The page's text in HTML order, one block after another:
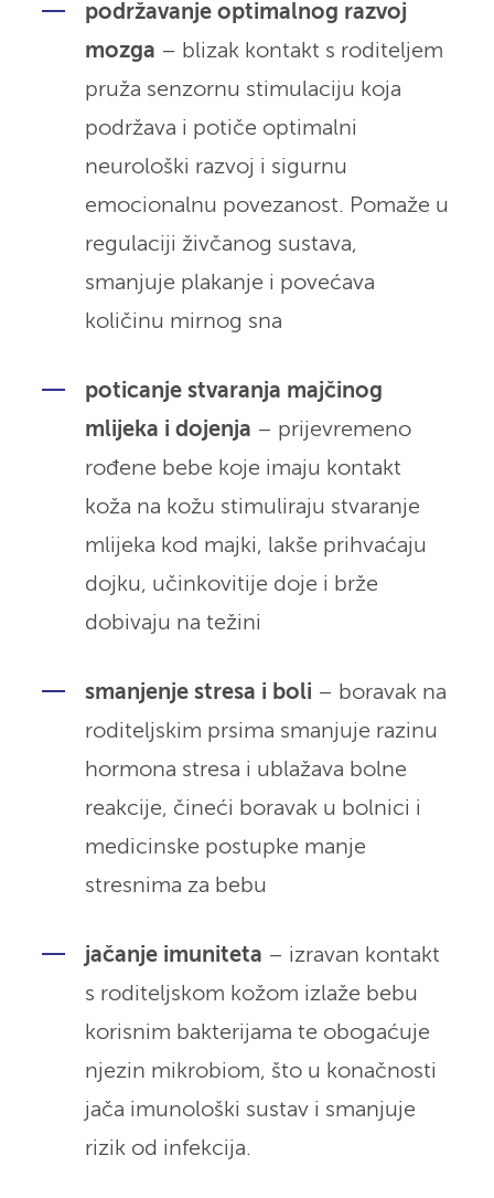
podržavanje optimalnog razvoj
mozga – blizak kontakt s roditeljem
pruža senzornu stimulaciju koja
podržava i potiče optimalni
neurološki razvoj i sigurnu
emocionalnu povezanost. Pomaže u
regulaciji živčanog sustava,
smanjuje plakanje i povećava
količinu mirnog sna
poticanje stvaranja majčinog
mlijeka i dojenja – prijevremeno
rođene bebe koje imaju kontakt
koža na kožu stimuliraju stvaranje
mlijeka kod majki, lakše prihvaćaju
dojku, učinkovitije doje i brže
dobivaju na težini
smanjenje stresa i boli – boravak na
roditeljskim prsima smanjuje razinu
hormona stresa i ublažava bolne
reakcije, čineći boravak u bolnici i
medicinske postupke manje
stresnima za bebu
jačanje imuniteta – izravan kontakt
s roditeljskom kožom izlaže bebu
korisnim bakterijama te obogaćuje
njezin mikrobiom, što u konačnosti
jača imunološki sustav i smanjuje
rizik od infekcija.